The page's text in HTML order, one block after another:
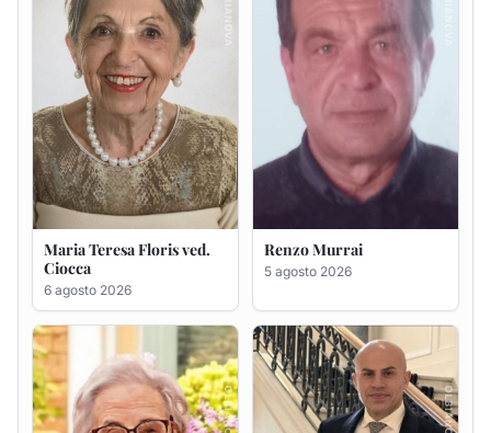
Giovanna Ponsanu Ved.
Decandia
5 agosto 2026
Giuseppe Saba
5 agosto 2026